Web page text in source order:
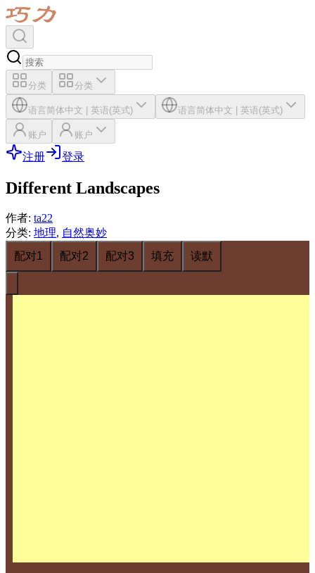
分类 分类
语言简体中文 | 英语(英式) 语言简体中文 | 英语(英式)
账户 账户
注册 登录
Different Landscapes
作者: ta22
分类: 地理, 自然奥妙
配对1
配对2 配对3 填充 读默